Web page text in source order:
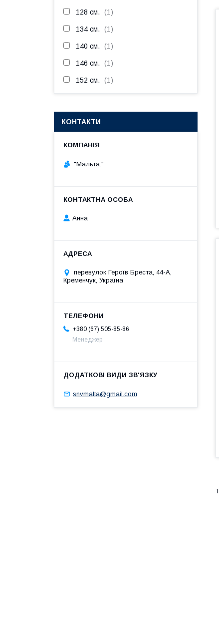
128 см. 1
134 см. 1
140 см. 1
146 см. 1
152 см. 1
КОНТАКТИ
"Мальта."
Анна
перевулок Героїв Бреста, 44-А,
Кременчук, Україна
+380 (67) 505-85-86
Менеджер
snvmalta@gmail.com